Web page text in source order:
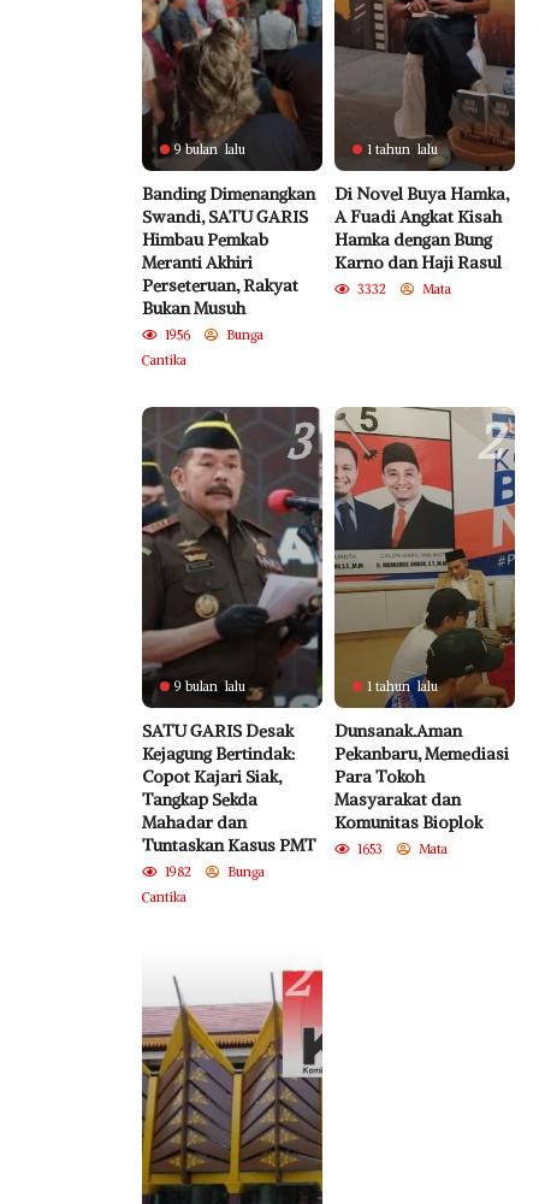
9 bulan lalu
Banding Dimenangkan
Swandi, SATU GARIS
Himbau Pemkab
Meranti Akhiri
Perseteruan, Rakyat
Bukan Musuh
1956
Bunga
Cantika
1 tahun lalu
Di Novel Buya Hamka,
A Fuadi Angkat Kisah
Hamka dengan Bung
Karno dan Haji Rasul
3332 Mata
3
9 bulan lalu
SATU GARIS Desak
Kejagung Bertindak:
Copot Kajari Siak,
Tangkap Sekda
Mahadar dan
Tuntaskan Kasus PMT
1982
Bunga
Cantika
2
1 tahun lalu
Dunsanak.Aman
Pekanbaru, Memediasi
Para Tokoh
Masyarakat dan
Komunitas Bioplok
1653 Mata
2